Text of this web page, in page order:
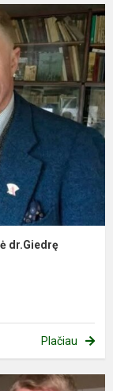
dr.Giedrę
Plačiau